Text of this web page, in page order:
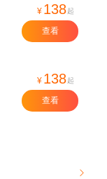
¥ 138起
查看
¥ 138起
查看
